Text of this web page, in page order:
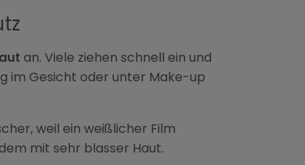
an. Viele ziehen schnell ein und
im Gesicht oder unter Make-up
weil ein weißlicher Film
mit sehr blasser Haut.